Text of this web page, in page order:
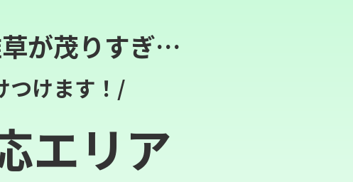
が茂りすぎ…
つけます！/
エリア